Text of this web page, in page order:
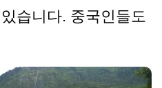
습니다. 중국인들도